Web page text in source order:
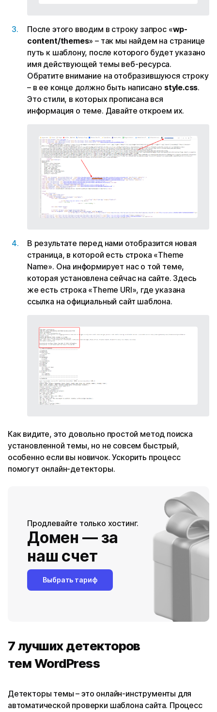
После этого вводим в строку запрос «wp-
content/themes» – так мы найдем на странице
путь к шаблону, после которого будет указано
имя действующей темы веб-ресурса.
Обратите внимание на отобразившуюся строку
– в ее конце должно быть написано style.css.
Это стили, в которых прописана вся
информация о теме. Давайте откроем их.
В результате перед нами отобразится новая
страница, в которой есть строка «Theme
Name». Она информирует нас о той теме,
которая установлена сейчас на сайте. Здесь
же есть строка «Theme URI», где указана
ссылка на официальный сайт шаблона.
Как видите, это довольно простой метод поиска
установленной темы, но не совсем быстрый,
особенно если вы новичок. Ускорить процесс
помогут онлайн-детекторы.
Домен — за
наш счет
Продлевайте только хостинг.
Выбрать тариф
7 лучших детекторов
тем WordPress
Детекторы темы – это онлайн-инструменты для
автоматической проверки шаблона сайта. Процесс